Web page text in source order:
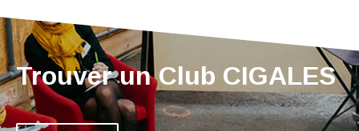
Trouver un Club CIGALES